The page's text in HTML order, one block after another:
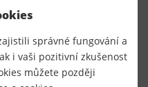
0,00 Kč s DPH
správné fungování a
i vaši pozitivní zkušenost
můžete později